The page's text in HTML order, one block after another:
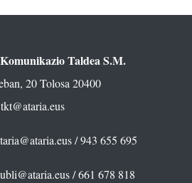
Taldea S.M.
20 Tolosa 20400
tkt@ataria.eus
/ 943 655 695
/ 661 678 818